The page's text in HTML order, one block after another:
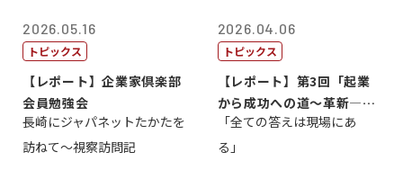
2026.05.16
トピックス
【レポート】企業家倶楽部
会員勉強会
長崎にジャパネットたかたを
訪ねて～視察訪問記
2026.04.06
トピックス
【レポート】第3回「起業
から成功への道～革新―挑
戦の先にある...
「全ての答えは現場にあ
る」